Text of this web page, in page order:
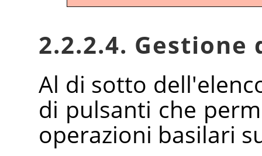
2.2.2.4. Gestione
Al di sotto
di pulsanti che
operazioni basilari